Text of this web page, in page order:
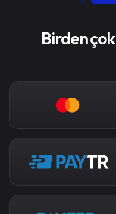
Birden çok